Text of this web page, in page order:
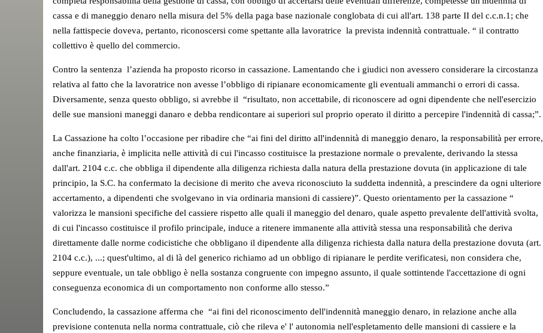
cassa e di maneggio denaro nella misura del 5% della paga base nazionale conglobata di cui all'art. 138 parte II del c.c.n.1; che
nella fattispecie doveva, pertanto, riconoscersi come spettante alla lavoratrice la prevista indennità contrattuale. “ il contratto
collettivo è quello del commercio.
Contro la sentenza l’azienda ha proposto ricorso in cassazione. Lamentando che i giudici non avessero considerare la circostanza
relativa al fatto che la lavoratrice non avesse l’obbligo di ripianare economicamente gli eventuali ammanchi o errori di cassa.
Diversamente, senza questo obbligo, si avrebbe il “risultato, non accettabile, di riconoscere ad ogni dipendente che nell'esercizio
delle sue mansioni maneggi danaro e debba rendicontare ai superiori sul proprio operato il diritto a percepire l'indennità di cassa;”.
La Cassazione ha colto l’occasione per ribadire che “ai fini del diritto all'indennità di maneggio denaro, la responsabilità per errore,
anche finanziaria, è implicita nelle attività di cui l'incasso costituisce la prestazione normale o prevalente, derivando la stessa
dall'art. 2104 c.c. che obbliga il dipendente alla diligenza richiesta dalla natura della prestazione dovuta (in applicazione di tale
principio, la S.C. ha confermato la decisione di merito che aveva riconosciuto la suddetta indennità, a prescindere da ogni ulteriore
accertamento, a dipendenti che svolgevano in via ordinaria mansioni di cassiere)”. Questo orientamento per la cassazione “
valorizza le mansioni specifiche del cassiere rispetto alle quali il maneggio del denaro, quale aspetto prevalente dell'attività svolta,
di cui l'incasso costituisce il profilo principale, induce a ritenere immanente alla attività stessa una responsabilità che deriva
direttamente dalle norme codicistiche che obbligano il dipendente alla diligenza richiesta dalla natura della prestazione dovuta (art.
2104 c.c.), ...; quest'ultimo, al di là del generico richiamo ad un obbligo di ripianare le perdite verificatesi, non considera che,
seppure eventuale, un tale obbligo è nella sostanza congruente con impegno assunto, il quale sottintende l'accettazione di ogni
conseguenza economica di un comportamento non conforme allo stesso.”
Concludendo, la cassazione afferma che “ai fini del riconoscimento dell'indennità maneggio denaro, in relazione anche alla
previsione contenuta nella norma contrattuale, ciò che rileva e' l' autonomia nell'espletamento delle mansioni di cassiere e la